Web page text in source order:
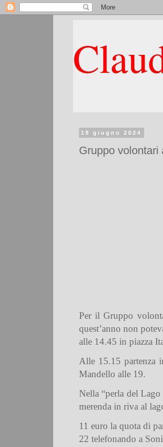
18 giugno 2024
Gruppo
Per il Gruppo
quest’anno non
alle 14.45 in piazza
Alle 15.15 partenza
Mandello alle 19.
Nella “perla del
merenda in riva al
11 euro la quota di
22 telefonando a